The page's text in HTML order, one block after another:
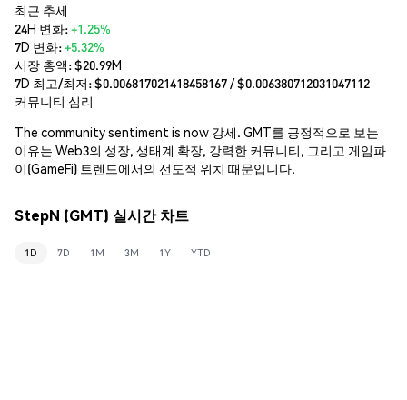
최근 추세
24H 변화:+1.25%
7D 변화:+5.32%
시장 총액:$20.99M
7D 최고/최저: $0.006817021418458167/ $0.006380712031047112
커뮤니티 심리
The community sentiment is now 강세. GMT를 긍정적으로 보는
이유는 Web3의 성장, 생태계 확장, 강력한 커뮤니티, 그리고 게임파
이(GameFi) 트렌드에서의 선도적 위치 때문입니다.
StepN (GMT) 실시간 차트
1D 7D 1M 3M 1Y YTD